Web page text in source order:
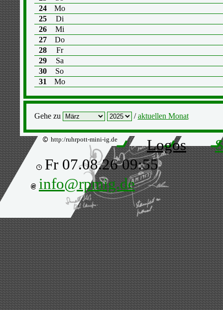
24
Mo
25
Di
26
Mi
27
Do
28
Fr
29
Sa
30
So
31
Mo
Gehe zu /aktuellen Monat
http:/ruhrpott-mini-ig.de Logos
Fr 07.08.26 09:55
info@rpmig.de